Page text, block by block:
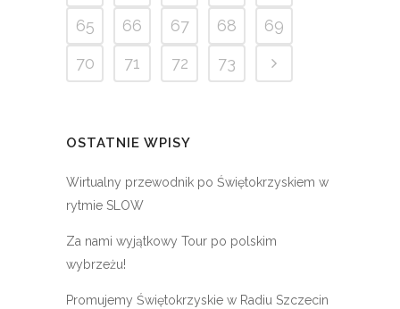
65
66 67 68
69
70
71 72 73
OSTATNIE WPISY
Wirtualny przewodnik po Świętokrzyskiem w
rytmie SLOW
Za nami wyjątkowy Tour po polskim
wybrzeżu!
Promujemy Świętokrzyskie w Radiu Szczecin